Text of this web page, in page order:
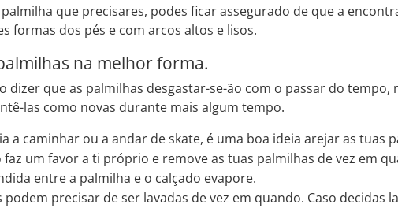
que precisares, podes ficar assegurado de que a
formas dos pés e com arcos altos e lisos.
na melhor forma.
dizer que as palmilhas desgastar-se-ão com o passar do
las como novas durante mais algum tempo.
a caminhar ou a andar de skate, é uma boa ideia arejar as tuas
um favor a ti próprio e remove as tuas palmilhas de vez em
entre a palmilha e o calçado evapore.
precisar de ser lavadas de vez em quando. Caso decidas